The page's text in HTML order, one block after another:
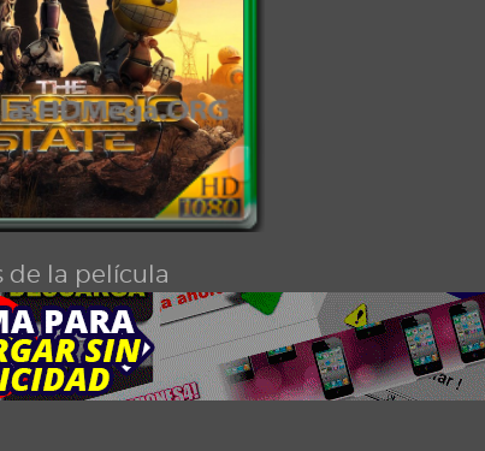
de la película